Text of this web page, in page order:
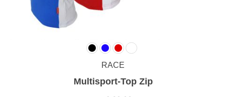
RACE
Multisport-Top Zip